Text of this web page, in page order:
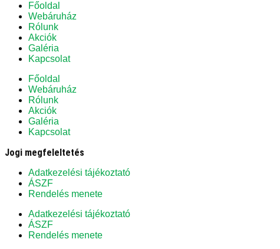
Főoldal
Webáruház
Rólunk
Akciók
Galéria
Kapcsolat
Főoldal
Webáruház
Rólunk
Akciók
Galéria
Kapcsolat
Jogi megfeleltetés
Adatkezelési tájékoztató
ÁSZF
Rendelés menete
Adatkezelési tájékoztató
ÁSZF
Rendelés menete